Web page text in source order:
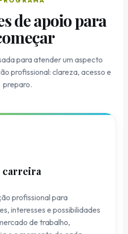
de apoio para
para atender um aspecto
profissional: clareza, acesso e
preparo.
carreira
profissional para
interesses e possibilidades
de trabalho,